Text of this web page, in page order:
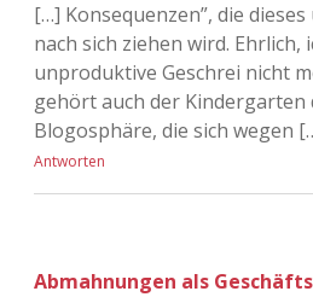
[…] Konsequenzen”, die
nach sich ziehen wird. Ehrlich,
unproduktive Geschrei nicht
gehört auch der Kindergarten
Blogosphäre, die sich wegen
Antworten
Abmahnungen als